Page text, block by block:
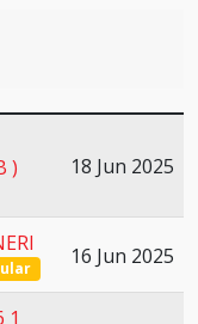
vederea depunerii
) 18 Jun 2025
16 Jun 2025
1